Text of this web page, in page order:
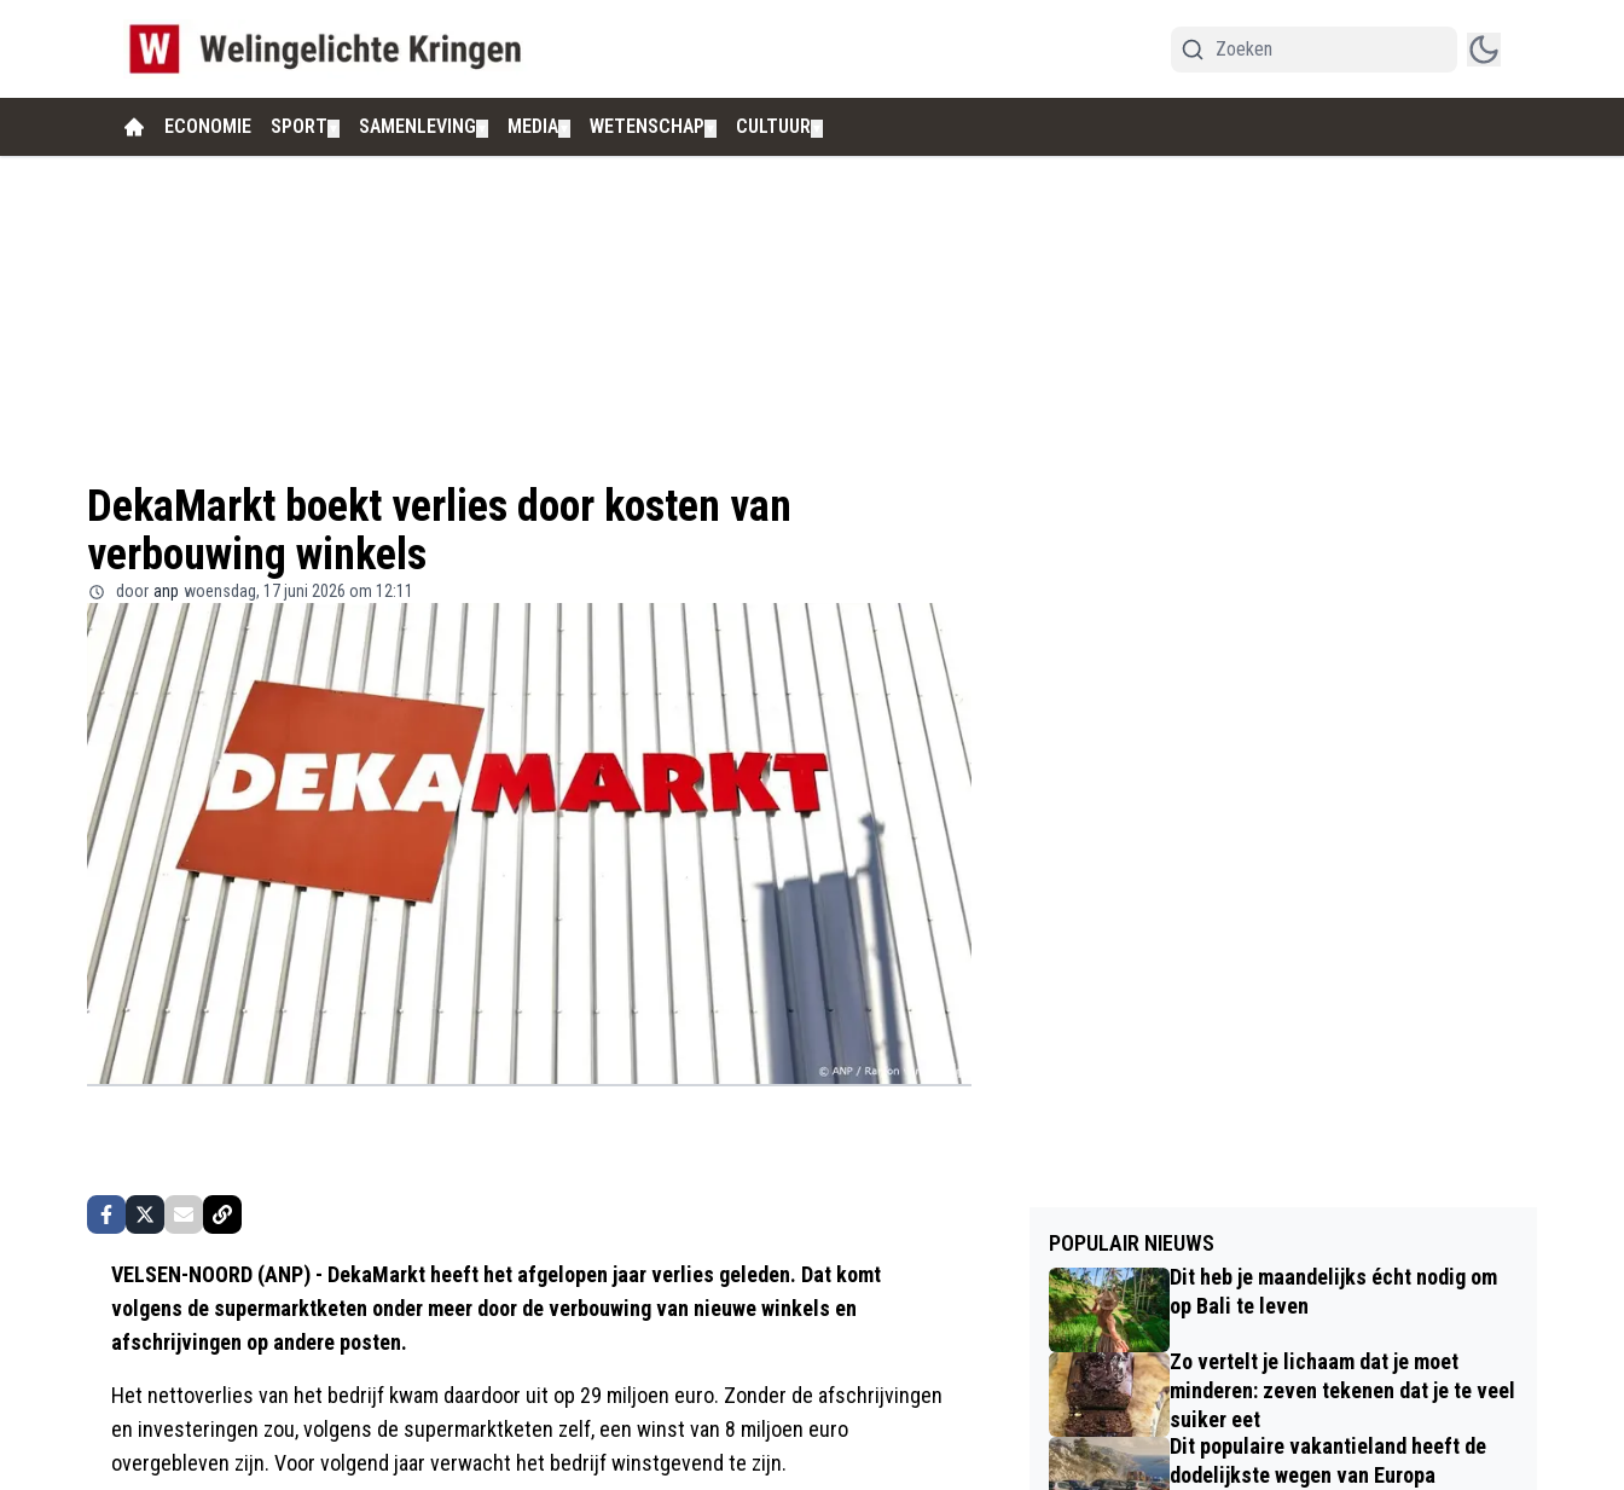
ECONOMIE SPORT SAMENLEVING MEDIA WETENSCHAP CULTUUR
DekaMarkt boekt verlies door kosten van
verbouwing winkels
door anp woensdag, 17 juni 2026 om 12:11
VELSEN-NOORD (ANP) - DekaMarkt heeft het afgelopen jaar verlies geleden. Dat komt
volgens de supermarktketen onder meer door de verbouwing van nieuwe winkels en
afschrijvingen op andere posten.
Het nettoverlies van het bedrijf kwam daardoor uit op 29 miljoen euro. Zonder de afschrijvingen
en investeringen zou, volgens de supermarktketen zelf, een winst van 8 miljoen euro
overgebleven zijn. Voor volgend jaar verwacht het bedrijf winstgevend te zijn.
POPULAIR NIEUWS
Dit heb je maandelijks écht nodig om
op Bali te leven
Zo vertelt je lichaam dat je moet
minderen: zeven tekenen dat je te veel
suiker eet
Dit populaire vakantieland heeft de
dodelijkste wegen van Europa